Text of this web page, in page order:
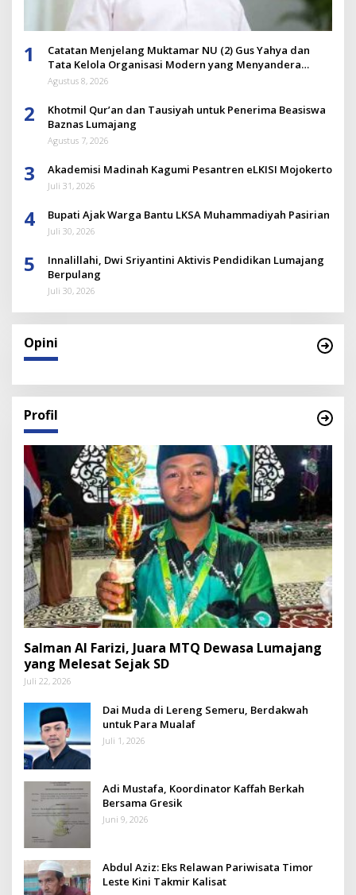
1
Catatan Menjelang Muktamar NU (2) Gus Yahya dan
Tata Kelola Organisasi Modern yang Menyandera
Dirinya
Agustus 8, 2026
2
Khotmil Qur’an dan Tausiyah untuk Penerima Beasiswa
Baznas Lumajang
Agustus 7, 2026
3 Akademisi Madinah Kagumi Pesantren eLKISI Mojokerto
Juli 31, 2026
4 Bupati Ajak Warga Bantu LKSA Muhammadiyah Pasirian
Juli 30, 2026
5
Innalillahi, Dwi Sriyantini Aktivis Pendidikan Lumajang
Berpulang
Juli 30, 2026
Opini
Profil
Salman Al Farizi, Juara MTQ Dewasa Lumajang
yang Melesat Sejak SD
Juli 22, 2026
Dai Muda di Lereng Semeru, Berdakwah
untuk Para Mualaf
Juli 1, 2026
Adi Mustafa, Koordinator Kaffah Berkah
Bersama Gresik
Juni 9, 2026
Abdul Aziz: Eks Relawan Pariwisata Timor
Leste Kini Takmir Kalisat